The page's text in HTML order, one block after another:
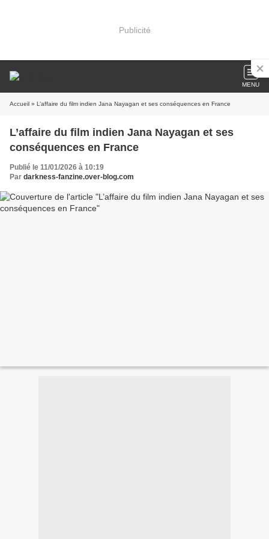
Publicité
MENU
Accueil » L’affaire du film indien Jana Nayagan et ses conséquences en France
L’affaire du film indien Jana Nayagan et ses
conséquences en France
Publié le 11/01/2026 à 10:19
Par darkness-fanzine.over-blog.com